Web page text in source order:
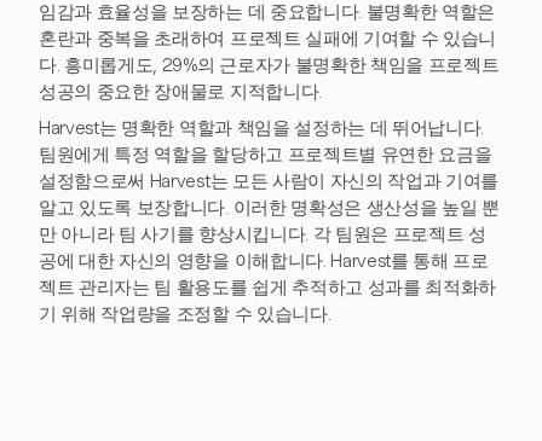
임감과 효율성을 보장하는 데 중요합니다. 불명확한 역할은
혼란과 중복을 초래하여 프로젝트 실패에 기여할 수 있습니
다. 흥미롭게도, 29%의 근로자가 불명확한 책임을 프로젝트
성공의 중요한 장애물로 지적합니다.
Harvest는 명확한 역할과 책임을 설정하는 데 뛰어납니다.
팀원에게 특정 역할을 할당하고 프로젝트별 유연한 요금을
설정함으로써 Harvest는 모든 사람이 자신의 작업과 기여를
알고 있도록 보장합니다. 이러한 명확성은 생산성을 높일 뿐
만 아니라 팀 사기를 향상시킵니다. 각 팀원은 프로젝트 성
공에 대한 자신의 영향을 이해합니다. Harvest를 통해 프로
젝트 관리자는 팀 활용도를 쉽게 추적하고 성과를 최적화하
기 위해 작업량을 조정할 수 있습니다.